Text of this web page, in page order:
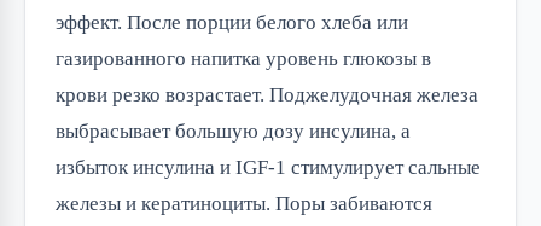
эффект. После порции белого хлеба или
газированного напитка уровень глюкозы в
крови резко возрастает. Поджелудочная железа
выбрасывает большую дозу инсулина, а
избыток инсулина и IGF-1 стимулирует сальные
железы и кератиноциты. Поры забиваются